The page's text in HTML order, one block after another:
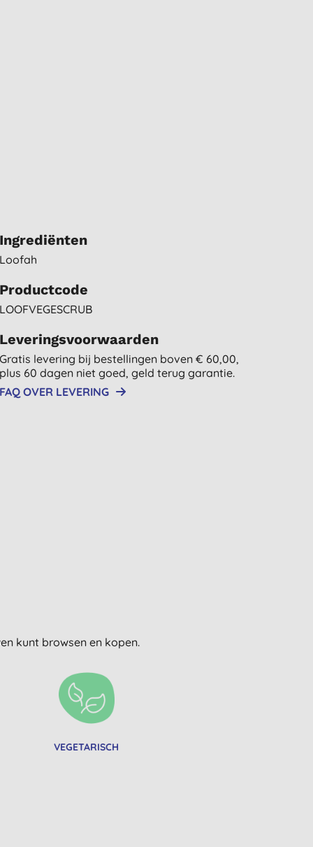
Ingrediënten
Loofah
Productcode
LOOFVEGESCRUB
Leveringsvoorwaarden
Gratis levering bij bestellingen boven € 60,00,
plus 60 dagen niet goed, geld terug garantie.
FAQ OVER LEVERING
kunt browsen en kopen.
VEGETARISCH